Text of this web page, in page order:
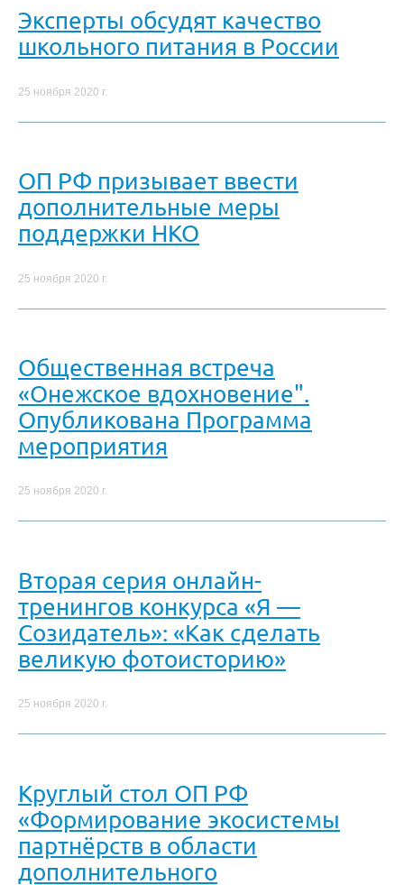
Эксперты обсудят качество
школьного питания в России
25 ноября 2020 г.
ОП РФ призывает ввести
дополнительные меры
поддержки НКО
25 ноября 2020 г.
Общественная встреча
«Онежское вдохновение".
Опубликована Программа
мероприятия
25 ноября 2020 г.
Вторая серия онлайн-
тренингов конкурса «Я —
Созидатель»: «Как сделать
великую фотоисторию»
25 ноября 2020 г.
Круглый стол ОП РФ
«Формирование экосистемы
партнёрств в области
дополнительного